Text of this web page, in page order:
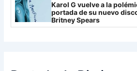
Karol G vuelve a la
portada de su nuevo
Britney Spears